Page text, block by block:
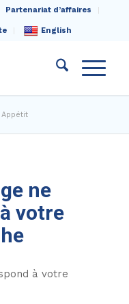
Partenariat d’affaires
English
Appétit
ne
votre
à votre